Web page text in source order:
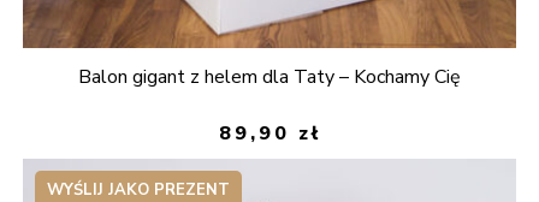
Balon gigant z helem dla Taty – Kochamy Cię
89,90 zł
WYŚLIJ JAKO PREZENT